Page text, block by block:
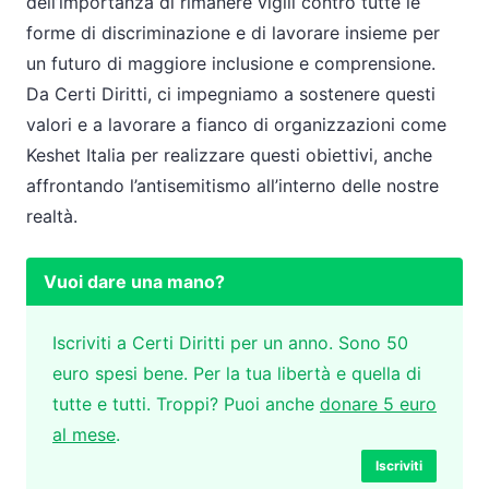
forme di discriminazione e di lavorare insieme per
un futuro di maggiore inclusione e comprensione.
Da Certi Diritti, ci impegniamo a sostenere questi
valori e a lavorare a fianco di organizzazioni come
Keshet Italia per realizzare questi obiettivi, anche
affrontando l’antisemitismo all’interno delle nostre
realtà.
Vuoi dare una mano?
Iscriviti a Certi Diritti per un anno. Sono 50
euro spesi bene. Per la tua libertà e quella di
tutte e tutti. Troppi? Puoi anche donare 5 euro
al mese.
Iscriviti